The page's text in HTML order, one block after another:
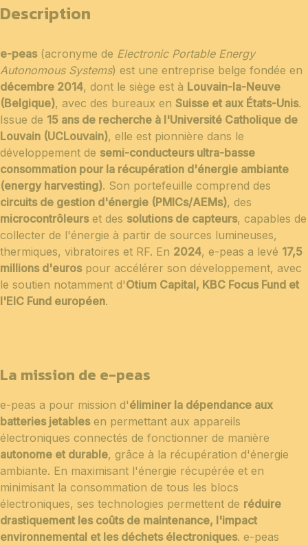
Description
e-peas(acronyme de Electronic Portable Energy
Autonomous Systems) est une entreprise belge fondée en
décembre 2014, dont le siège est à Louvain-la-Neuve
(Belgique), avec des bureaux en Suisse et aux États-Unis.
Issue de 15 ans de recherche à l'Université Catholique de
Louvain (UCLouvain), elle est pionnière dans le
développement de semi-conducteurs ultra-basse
consommation pour la récupération d'énergie ambiante
(energy harvesting). Son portefeuille comprend des
circuits de gestion d'énergie (PMICs/AEMs), des
microcontrôleurset des solutions de capteurs, capables de
collecter de l'énergie à partir de sources lumineuses,
thermiques, vibratoires et RF. En 2024, e-peas a levé 17,5
millions d'eurospour accélérer son développement, avec
le soutien notamment d'Otium Capital, KBC Focus Fund et
l'EIC Fund européen.
La mission de e-peas
e-peas a pour mission d'éliminer la dépendance aux
batteries jetablesen permettant aux appareils
électroniques connectés de fonctionner de manière
autonome et durable, grâce à la récupération d'énergie
ambiante. En maximisant l'énergie récupérée et en
minimisant la consommation de tous les blocs
électroniques, ses technologies permettent de réduire
drastiquement les coûts de maintenance, l'impact
environnemental et les déchets électroniques. e-peas